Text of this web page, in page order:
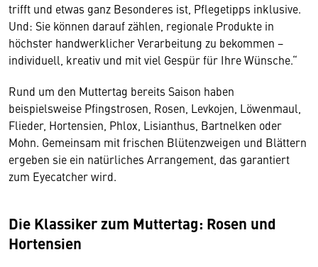
trifft und etwas ganz Besonderes ist, Pflegetipps inklusive.
Und: Sie können darauf zählen, regionale Produkte in
höchster handwerklicher Verarbeitung zu bekommen −
individuell, kreativ und mit viel Gespür für Ihre Wünsche.“
Rund um den Muttertag bereits Saison haben
beispielsweise Pfingstrosen, Rosen, Levkojen, Löwenmaul,
Flieder, Hortensien, Phlox, Lisianthus, Bartnelken oder
Mohn. Gemeinsam mit frischen Blütenzweigen und Blättern
ergeben sie ein natürliches Arrangement, das garantiert
zum Eyecatcher wird.
Die Klassiker zum Muttertag: Rosen und
Hortensien